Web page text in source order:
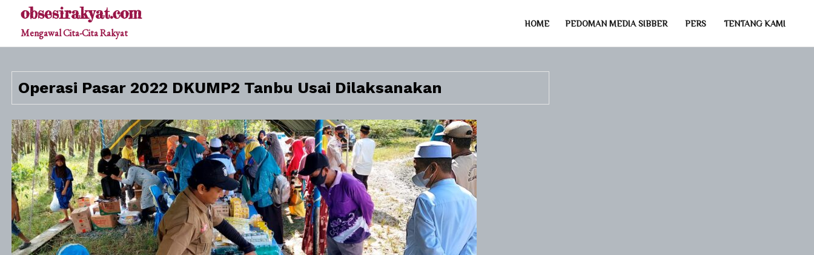
obsesirakyat.com
Mengawal Cita-Cita Rakyat
HOME PEDOMAN MEDIA SIBBER PERS TENTANG KAMI
Operasi Pasar 2022 DKUMP2 Tanbu Usai Dilaksanakan